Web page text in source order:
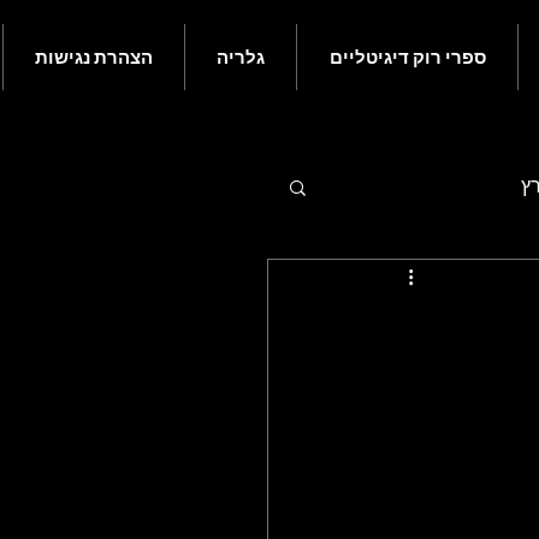
ספרי רוק דיגיטליים גלריה הצהרת נגישות